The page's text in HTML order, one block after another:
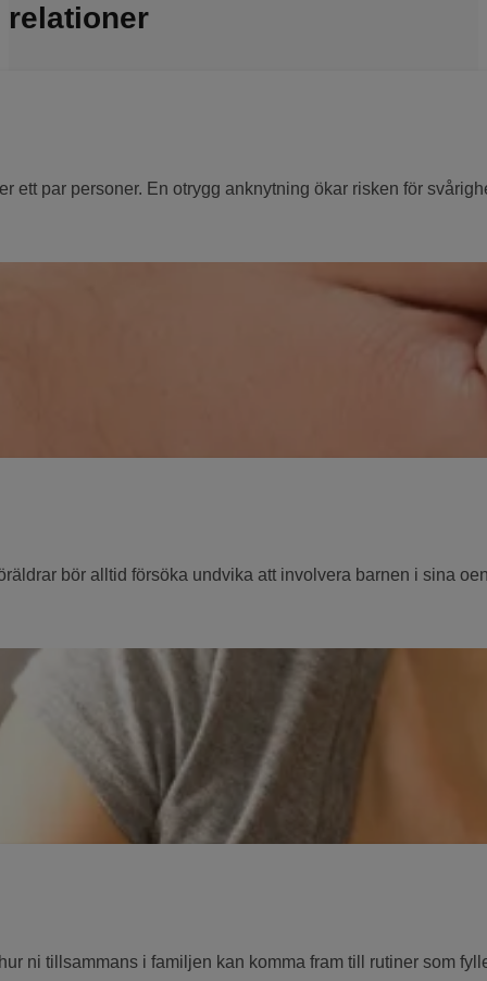
relationer
par personer. En otrygg anknytning ökar risken för
bör alltid försöka undvika att involvera barnen i sina
ni tillsammans i familjen kan komma fram till rutiner som